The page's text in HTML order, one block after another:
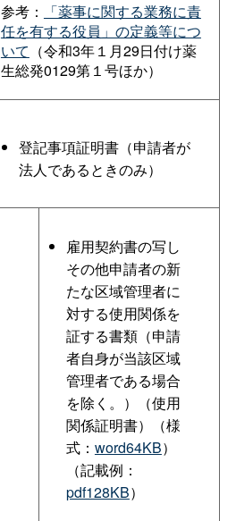
参考：
「薬事に関する業務に責
任を有する役員」の定義等につ
いて （令和3年１月29日付け薬
生総発0129第１号ほか）
登記事項証明書（申請者が
法人であるときのみ）
雇用契約書の写し
その他申請者の新
たな区域管理者に
対する使用関係を
証する書類（申請
者自身が当該区域
管理者である場合
を除く。）（使用
関係証明書）（様
式： word64KB）
（記載例：
pdf128KB）